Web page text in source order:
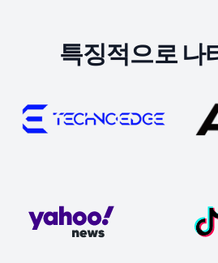
특징적으로 나